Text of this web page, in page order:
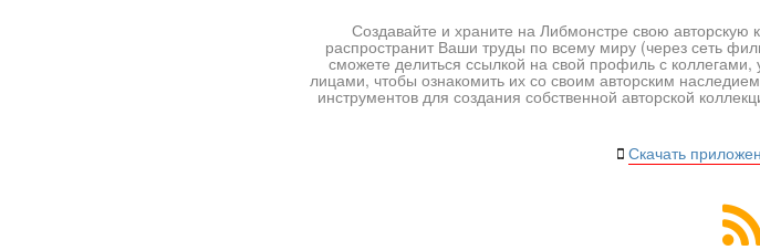
Создавайте и храните на Либмонстре свою авторскую
распространит Ваши труды по всему миру (через сеть
сможете делиться ссылкой на свой профиль с
лицами, чтобы ознакомить их со своим авторским
инструментов для создания собственной авторской
Скачать